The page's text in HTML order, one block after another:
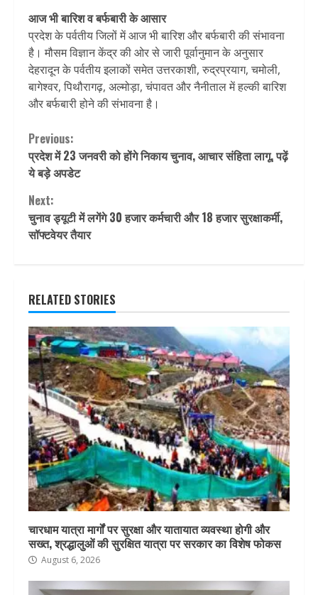
आज भी बारिश व बर्फबारी के आसार
प्रदेश के पर्वतीय जिलों में आज भी बारिश और बर्फबारी की संभावना
है। मौसम विज्ञान केंद्र की ओर से जारी पूर्वानुमान के अनुसार
देहरादून के पर्वतीय इलाकों समेत उत्तरकाशी, रुद्रप्रयाग, चमोली,
बागेश्वर, पिथौरागढ़, अल्मोड़ा, चंपावत और नैनीताल में हल्की बारिश
और बर्फबारी होने की संभावना है।
Continue
Reading
Previous:
प्रदेश में 23 जनवरी को होंगे निकाय चुनाव, आचार संहिता लागू, पढ़ें
ये बड़े अपडेट
Next:
चुनाव ड्यूटी में लगेंगे 30 हजार कर्मचारी और 18 हजार सुरक्षाकर्मी,
सॉफ्टवेयर तैयार
RELATED STORIES
चारधाम यात्रा मार्गों पर सुरक्षा और यातायात व्यवस्था होगी और
सख्त, श्रद्धालुओं की सुरक्षित यात्रा पर सरकार का विशेष फोकस
August 6, 2026